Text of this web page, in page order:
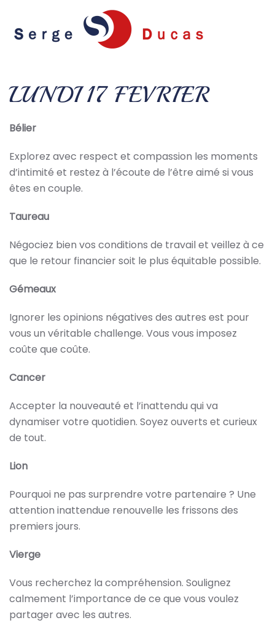
Skip to main content
LUNDI 17 FEVRIER
Bélier
Explorez avec respect et compassion les moments
d’intimité et restez à l’écoute de l’être aimé si vous
êtes en couple.
Taureau
Négociez bien vos conditions de travail et veillez à ce
que le retour financier soit le plus équitable possible.
Gémeaux
Ignorer les opinions négatives des autres est pour
vous un véritable challenge. Vous vous imposez
coûte que coûte.
Cancer
Accepter la nouveauté et l’inattendu qui va
dynamiser votre quotidien. Soyez ouverts et curieux
de tout.
Lion
Pourquoi ne pas surprendre votre partenaire ? Une
attention inattendue renouvelle les frissons des
premiers jours.
Vierge
Vous recherchez la compréhension. Soulignez
calmement l’importance de ce que vous voulez
partager avec les autres.